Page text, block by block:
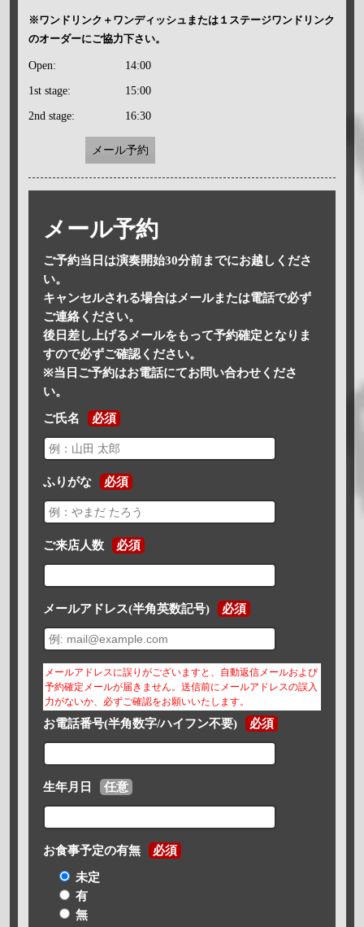
※ワンドリンク＋ワンディッシュまたは１ステージワンドリンク
のオーダーにご協力下さい。
Open: 14:00
1st stage: 15:00
2nd stage: 16:30
メール予約
メール予約
ご予約当日は演奏開始30分前までにお越しくださ
い。
キャンセルされる場合はメールまたは電話で必ず
ご連絡ください。
後日差し上げるメールをもって予約確定となりま
すので必ずご確認ください。
※当日ご予約はお電話にてお問い合わせくださ
い。
ご氏名 必須
ふりがな 必須
ご来店人数 必須
メールアドレス(半角英数記号) 必須
メールアドレスに誤りがございますと、自動返信メールおよび
予約確定メールが届きません。送信前にメールアドレスの誤入
力がないか、必ずご確認をお願いいたします。
お電話番号(半角数字/ハイフン不要) 必須
生年月日 任意
お食事予定の有無 必須
未定
有
無